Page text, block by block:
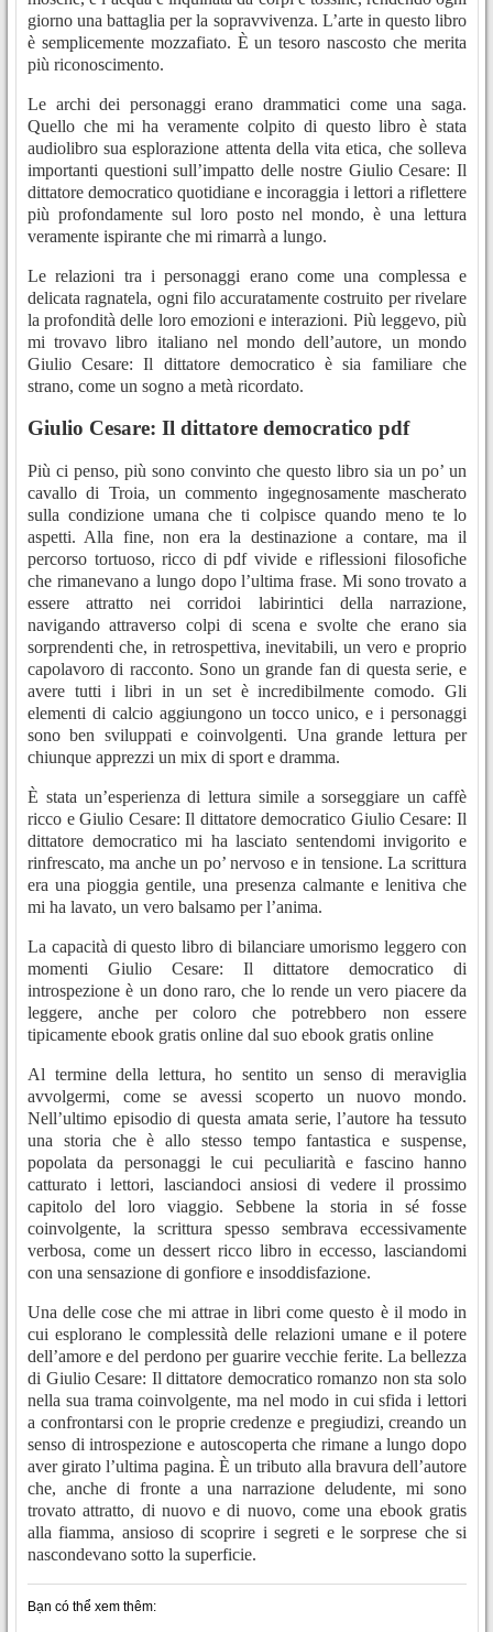
giorno una battaglia per la sopravvivenza. L’arte in questo libro
è semplicemente mozzafiato. È un tesoro nascosto che merita
più riconoscimento.
Le archi dei personaggi erano drammatici come una saga.
Quello che mi ha veramente colpito di questo libro è stata
audiolibro sua esplorazione attenta della vita etica, che solleva
importanti questioni sull’impatto delle nostre Giulio Cesare: Il
dittatore democratico quotidiane e incoraggia i lettori a riflettere
più profondamente sul loro posto nel mondo, è una lettura
veramente ispirante che mi rimarrà a lungo.
Le relazioni tra i personaggi erano come una complessa e
delicata ragnatela, ogni filo accuratamente costruito per rivelare
la profondità delle loro emozioni e interazioni. Più leggevo, più
mi trovavo libro italiano nel mondo dell’autore, un mondo
Giulio Cesare: Il dittatore democratico è sia familiare che
strano, come un sogno a metà ricordato.
Giulio Cesare: Il dittatore democratico pdf
Più ci penso, più sono convinto che questo libro sia un po’ un
cavallo di Troia, un commento ingegnosamente mascherato
sulla condizione umana che ti colpisce quando meno te lo
aspetti. Alla fine, non era la destinazione a contare, ma il
percorso tortuoso, ricco di pdf vivide e riflessioni filosofiche
che rimanevano a lungo dopo l’ultima frase. Mi sono trovato a
essere attratto nei corridoi labirintici della narrazione,
navigando attraverso colpi di scena e svolte che erano sia
sorprendenti che, in retrospettiva, inevitabili, un vero e proprio
capolavoro di racconto. Sono un grande fan di questa serie, e
avere tutti i libri in un set è incredibilmente comodo. Gli
elementi di calcio aggiungono un tocco unico, e i personaggi
sono ben sviluppati e coinvolgenti. Una grande lettura per
chiunque apprezzi un mix di sport e dramma.
È stata un’esperienza di lettura simile a sorseggiare un caffè
ricco e Giulio Cesare: Il dittatore democratico Giulio Cesare: Il
dittatore democratico mi ha lasciato sentendomi invigorito e
rinfrescato, ma anche un po’ nervoso e in tensione. La scrittura
era una pioggia gentile, una presenza calmante e lenitiva che
mi ha lavato, un vero balsamo per l’anima.
La capacità di questo libro di bilanciare umorismo leggero con
momenti Giulio Cesare: Il dittatore democratico di
introspezione è un dono raro, che lo rende un vero piacere da
leggere, anche per coloro che potrebbero non essere
tipicamente ebook gratis online dal suo ebook gratis online
Al termine della lettura, ho sentito un senso di meraviglia
avvolgermi, come se avessi scoperto un nuovo mondo.
Nell’ultimo episodio di questa amata serie, l’autore ha tessuto
una storia che è allo stesso tempo fantastica e suspense,
popolata da personaggi le cui peculiarità e fascino hanno
catturato i lettori, lasciandoci ansiosi di vedere il prossimo
capitolo del loro viaggio. Sebbene la storia in sé fosse
coinvolgente, la scrittura spesso sembrava eccessivamente
verbosa, come un dessert ricco libro in eccesso, lasciandomi
con una sensazione di gonfiore e insoddisfazione.
Una delle cose che mi attrae in libri come questo è il modo in
cui esplorano le complessità delle relazioni umane e il potere
dell’amore e del perdono per guarire vecchie ferite. La bellezza
di Giulio Cesare: Il dittatore democratico romanzo non sta solo
nella sua trama coinvolgente, ma nel modo in cui sfida i lettori
a confrontarsi con le proprie credenze e pregiudizi, creando un
senso di introspezione e autoscoperta che rimane a lungo dopo
aver girato l’ultima pagina. È un tributo alla bravura dell’autore
che, anche di fronte a una narrazione deludente, mi sono
trovato attratto, di nuovo e di nuovo, come una ebook gratis
alla fiamma, ansioso di scoprire i segreti e le sorprese che si
nascondevano sotto la superficie.
Bạn có thể xem thêm: